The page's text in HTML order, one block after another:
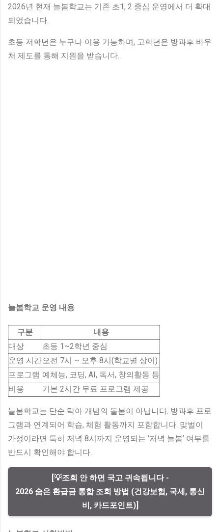
2026년 현재 늘봄학교는 기존 초1, 2 중심 운영에서 더 확대
되었습니다.
초등 저학년은 누구나 이용 가능하며, 고학년은 방과후 바우
처 제도를 통해 지원을 받습니다.
늘봄학교 운영 내용
구분
내용
대상
초등 1~2학년 중심
운영 시간오전 7시 ~ 오후 8시(학교별 상이)
프로그램 예체능, 코딩, AI, 독서, 창의활동 등
비용
기본 2시간 무료 프로그램 제공
늘봄학교는 단순 탁아 개념의 돌봄이 아닙니다. 방과후 프로
그램과 연계되어 학습, 체험 활동까지 포함합니다. 맞벌이
가정이라면 특히 저녁 8시까지 운영되는 ‘저녁 늘봄’ 여부를
반드시 확인해야 합니다.
[💡조회 안 하면 국고 귀속됩니다 -
2026 숨은 환급금 통합 조회 방법 (건강보험, 국세, 통신
비, 카드포인트)]